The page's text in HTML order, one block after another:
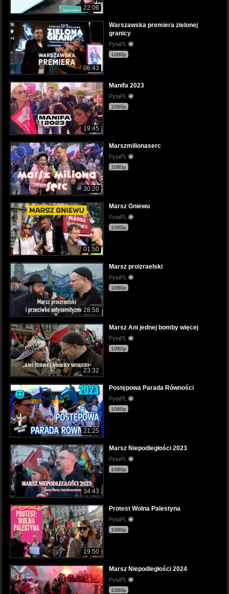
22:06
06:43
Warszawska premiera zielonej
granicy
PytaPL
1080p
19:45
Manifa 2023
PytaPL
1080p
30:20
Marszmilionaserc
PytaPL
1080p
01:50
Marsz Gniewu
PytaPL
1080p
28:58
Marsz proizraelski
PytaPL
1080p
23:32
Marsz Ani jednej bomby więcej
PytaPL
1080p
21:25
Postępowa Parada Równości
PytaPL
1080p
34:43
Marsz Niepodległości 2023
PytaPL
1080p
19:50
Protest Wolna Palestyna
PytaPL
1080p
Marsz Niepodległości 2024
PytaPL
1080p